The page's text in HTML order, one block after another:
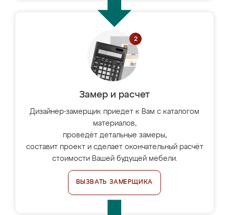
Замер и расчет
Дизайнер-замерщик приедет к Вам с каталогом
материалов,
проведёт детальные замеры,
составит проект и сделает окончательный расчёт
стоимости Вашей будущей мебели.
ВЫЗВАТЬ ЗАМЕРЩИКА